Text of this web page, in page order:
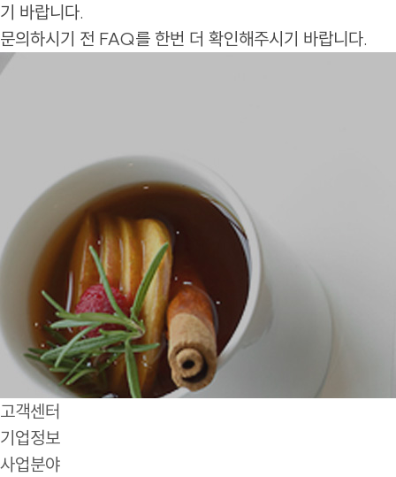
기 바랍니다.
문의하시기 전 FAQ를 한번 더 확인해주시기 바랍니다.
고객센터
기업정보
사업분야